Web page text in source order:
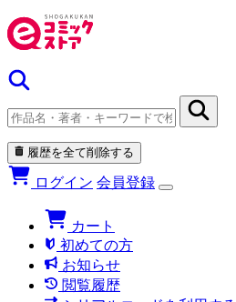
履歴を全て削除する
ログイン 会員登録
カート
初めての方
お知らせ
閲覧履歴